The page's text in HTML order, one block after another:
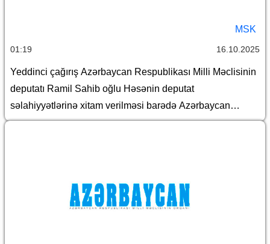
MSK
01:19 16.10.2025
Yeddinci çağırış Azərbaycan Respublikası Milli Məclisinin
deputatı Ramil Sahib oğlu Həsənin deputat
səlahiyyətlərinə xitam verilməsi barədə Azərbaycan
Respublikası Mərkəzi Seçki Komissiyasının qərarı